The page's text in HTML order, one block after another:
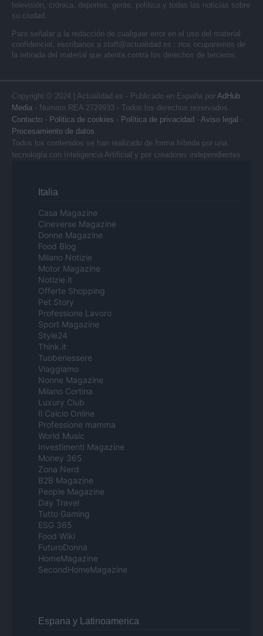
televisión, crónica, deportes, gente, política y todas las noticias sobre
su ciudad.
Para señalar a la redacción de cualquier error en el uso del material
confidencial, escríbanos a staff@actualidad.es : nos ocuparemos de
la retirada del material que atenta contra los derechos de terceros.
Copyright © 2024 | Actualidad.es - Publicado en España por AdHub
Media - Numero REA 2729933 - Todos los derechos reservados.
Contacto - Politica de cookies - Política de privacidad - Aviso legal -
Procesamiento de datos
Todos los contenidos se han realizado de forma híbrida por una
tecnología con Inteligencia Artificial y por creadores independientes
Italia
Casa Magazine
Cineverse Magazine
Donne Magazine
Food Blog
Milano Notizie
Motor Magazine
Notizie.it
Offerte Shopping
Pet Story
Professione Lavoro
Sport Magazine
Style24
Think.it
Tuobenessere
Viaggiamo
Nonne Magazine
Milano Cortina
Luxury Club
Il Calcio Online
Professione mamma
World Music
Investimenti Magazine
Money 365
Zona Nerd
B2B Magazine
People Magazine
Day Travel
Tutto Gaming
ESG 365
Food Wiki
FuturoDonna
HomeMagazine
SecondHomeMagazine
Espana y Latinoamerica